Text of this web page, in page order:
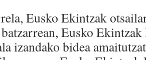
Eusko Ekintzak
Eusko
izandako bidea